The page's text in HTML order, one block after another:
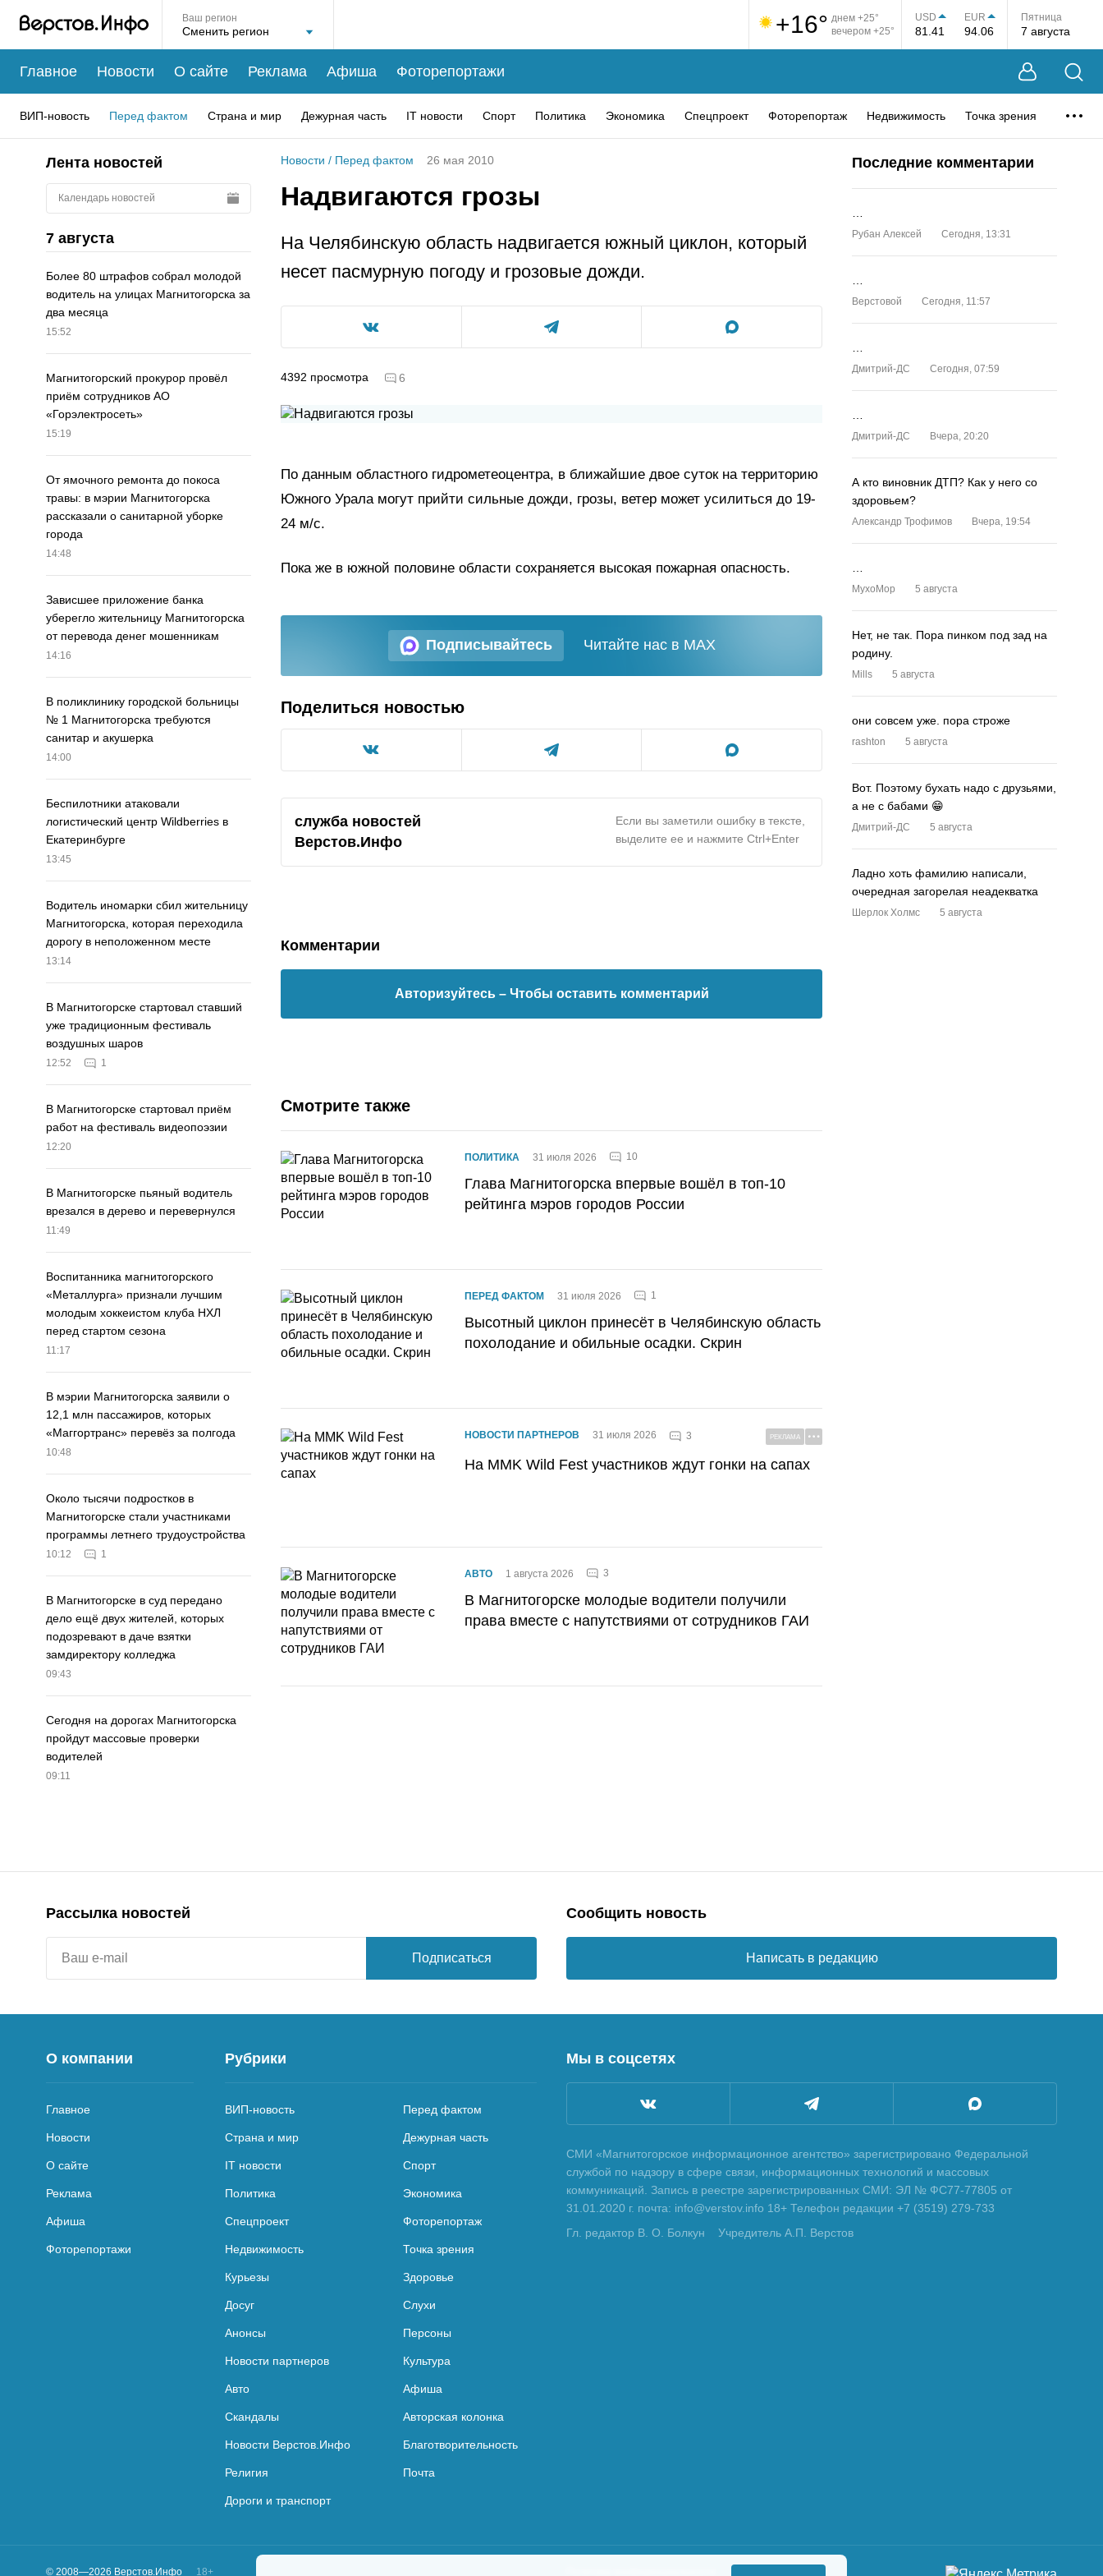
Ваш регион +16° днем +25°
вечером +25°
USD
81.41
EUR
94.06
Пятница
7 августа
Главное Новости О сайте Реклама Афиша Фоторепортажи
ВИП-новость Перед фактом Страна и мир Дежурная часть IT новости Спорт Политика Экономика Спецпроект Фоторепортаж Недвижимость Точка зрения
Лента новостей
Календарь новостей
7 августа
Более 80 штрафов собрал молодой
водитель на улицах Магнитогорска за
два месяца
15:52
Магнитогорский прокурор провёл
приём сотрудников АО
«Горэлектросеть»
15:19
От ямочного ремонта до покоса
травы: в мэрии Магнитогорска
рассказали о санитарной уборке
города
14:48
Зависшее приложение банка
уберегло жительницу Магнитогорска
от перевода денег мошенникам
14:16
В поликлинику городской больницы
№ 1 Магнитогорска требуются
санитар и акушерка
14:00
Беспилотники атаковали
логистический центр Wildberries в
Екатеринбурге
13:45
Водитель иномарки сбил жительницу
Магнитогорска, которая переходила
дорогу в неположенном месте
13:14
В Магнитогорске стартовал ставший
уже традиционным фестиваль
воздушных шаров
12:52 1
В Магнитогорске стартовал приём
работ на фестиваль видеопоэзии
12:20
В Магнитогорске пьяный водитель
врезался в дерево и перевернулся
11:49
Воспитанника магнитогорского
«Металлурга» признали лучшим
молодым хоккеистом клуба НХЛ
перед стартом сезона
11:17
В мэрии Магнитогорска заявили о
12,1 млн пассажиров, которых
«Маггортранс» перевёз за полгода
10:48
Около тысячи подростков в
Магнитогорске стали участниками
программы летнего трудоустройства
10:12 1
В Магнитогорске в суд передано
дело ещё двух жителей, которых
подозревают в даче взятки
замдиректору колледжа
09:43
Сегодня на дорогах Магнитогорска
пройдут массовые проверки
водителей
09:11
Новости / Перед фактом 26 мая 2010
Надвигаются грозы
На Челябинскую область надвигается южный циклон, который
несет пасмурную погоду и грозовые дожди.
4392 просмотра 6
По данным областного гидрометеоцентра, в ближайшие двое суток на территорию
Южного Урала могут прийти сильные дожди, грозы, ветер может усилиться до 19-
24 м/с.
Пока же в южной половине области сохраняется высокая пожарная опасность.
Подписывайтесь Читайте нас в MAX
Поделиться новостью
служба новостей
Верстов.Инфо
Если вы заметили ошибку в тексте,
выделите ее и нажмите Ctrl+Enter
Комментарии
Авторизуйтесь – Чтобы оставить комментарий
Смотрите также
ПОЛИТИКА 31 июля 2026 10
Глава Магнитогорска впервые вошёл в топ-10
рейтинга мэров городов России
ПЕРЕД ФАКТОМ 31 июля 2026 1
Высотный циклон принесёт в Челябинскую область
похолодание и обильные осадки. Скрин
НОВОСТИ ПАРТНЕРОВ 31 июля 2026 3 РЕКЛАМА
На MMK Wild Fest участников ждут гонки на сапах
АВТО 1 августа 2026 3
В Магнитогорске молодые водители получили
права вместе с напутствиями от сотрудников ГАИ
Последние комментарии
Рубан Алексей Сегодня, 13:31
Верстовой Сегодня, 11:57
Дмитрий-ДС Сегодня, 07:59
Дмитрий-ДС Вчера, 20:20
А кто виновник ДТП? Как у него со
здоровьем?
Александр Трофимов Вчера, 19:54
MyxoMop 5 августа
Нет, не так. Пора пинком под зад на
родину.
Mills 5 августа
они совсем уже. пора строже
rashton 5 августа
Вот. Поэтому бухать надо с друзьями,
а не с бабами 😁
Дмитрий-ДС 5 августа
Ладно хоть фамилию написали,
очередная загорелая неадекватка
Шерлок Холмс 5 августа
Рассылка новостей
Подписаться
Сообщить новость
Написать в редакцию
О компании
Главное
Новости
О сайте
Реклама
Афиша
Фоторепортажи
Рубрики
ВИП-новость Перед фактом
Страна и мир Дежурная часть
IT новости Спорт
Политика Экономика
Спецпроект Фоторепортаж
Недвижимость Точка зрения
Курьезы Здоровье
Досуг Слухи
Анонсы Персоны
Новости партнеров Культура
Авто Афиша
Скандалы Авторская колонка
Новости Верстов.Инфо Благотворительность
Религия Почта
Дороги и транспорт
Мы в соцсетях
СМИ «Магнитогорское информационное агентство» зарегистрировано Федеральной
службой по надзору в сфере связи, информационных технологий и массовых
коммуникаций. Запись в реестре зарегистрированных СМИ: ЭЛ № ФС77-77805 от
31.01.2020 г. почта: info@verstov.info 18+ Телефон редакции +7 (3519) 279-733
Гл. редактор В. О. Болкун
Учредитель А.П. Верстов
© 2008—2026 Верстов.Инфо 18+